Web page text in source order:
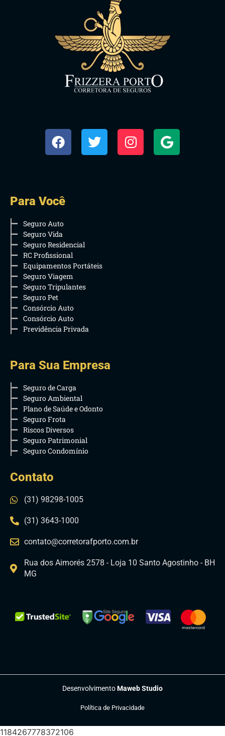
Para Você
Seguro Auto
Seguro Vida
Seguro Residencial
RC Profissional
Equipamentos Portáteis
Seguro Viagem
Seguro Tripulantes
Seguro Pet
Consórcio Auto
Consórcio Auto
Previdência Privada
Para Sua Empresa
Seguro de Carga
Seguro Ambiental
Plano de Saúde e Odonto
Seguro Frota
Riscos Diversos
Seguro Patrimonial
Seguro Condomínio
Contato
(31) 98298-1005
(31) 3643-1000
contato@corretorafporto.com.br
Rua dos Aimorés 2578 - Loja 10 Santo Agostinho - BH
MG
DesenvolvimentoMaweb Studio
Política de Privacidade
1184267778372106